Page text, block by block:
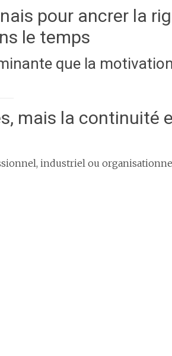
pour ancrer la
le temps
que la
mais la continuité
industriel ou